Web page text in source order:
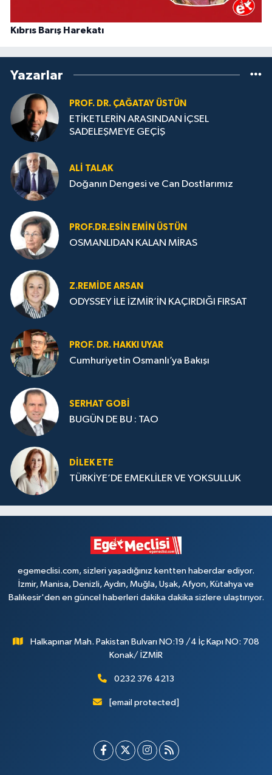
Kıbrıs Barış Harekatı
Yazarlar
PROF. DR. ÇAĞATAY ÜSTÜN
ETİKETLERİN ARASINDAN İÇSEL
SADELEŞMEYE GEÇİŞ
ALI TALAK
Doğanın Dengesi ve Can Dostlarımız
PROF.DR.ESIN EMIN ÜSTÜN
OSMANLIDAN KALAN MİRAS
Z.REMIDE ARSAN
ODYSSEY İLE İZMİR’İN KAÇIRDIĞI FIRSAT
PROF. DR. HAKKI UYAR
Cumhuriyetin Osmanlı’ya Bakışı
SERHAT GOBİ
BUGÜN DE BU : TAO
DILEK ETE
TÜRKİYE’DE EMEKLİLER VE YOKSULLUK
egemeclisi.com, sizleri yaşadığınız kentten haberdar ediyor.
İzmir, Manisa, Denizli, Aydın, Muğla, Uşak, Afyon, Kütahya ve
Balıkesir'den en güncel haberleri dakika dakika sizlere ulaştırıyor.
Halkapınar Mah. Pakistan Bulvarı NO:19 /4 İç Kapı NO: 708
Konak/ İZMİR
0232 376 4213
[email protected]